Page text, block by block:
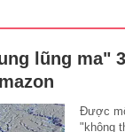
lũng ma"
Được
"không